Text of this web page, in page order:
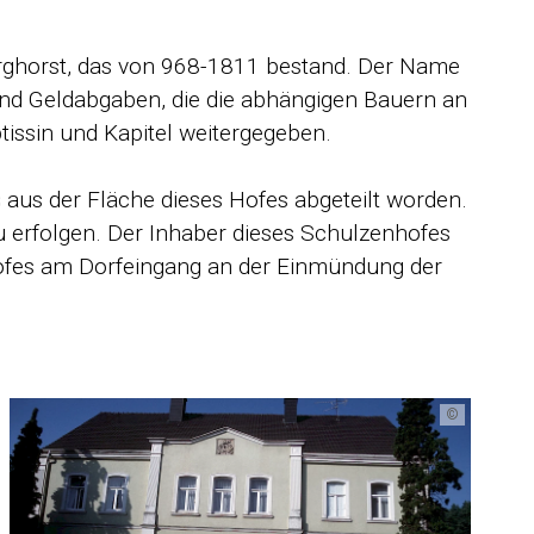
das von 968-1811 bestand. Der Name
Geldabgaben, die die abhängigen Bauern an
und Kapitel weitergegeben.
der Fläche dieses Hofes abge­teilt worden.
Der Inhaber dieses Schulzenhofes
am Dorfeingang an der Einmündung der
©